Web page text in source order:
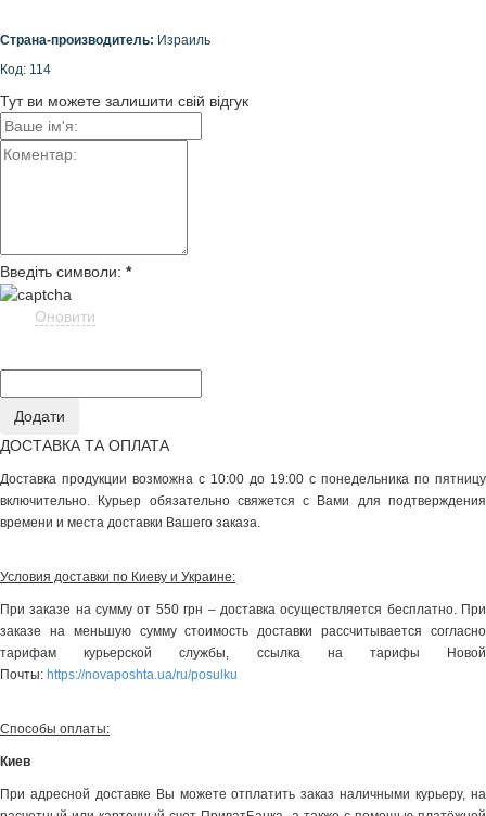
Страна-производитель: Израиль
Код: 114
Тут ви можете залишити свій відгук
Введіть символи: *
Оновити
ДОСТАВКА ТА ОПЛАТА
Доставка продукции возможна с 10:00 до 19:00 с понедельника по пятницу
включительно. Курьер обязательно свяжется с Вами для подтверждения
времени и места доставки Вашего заказа.
Условия доставки по Киеву и Украине:
При заказе на сумму от 550 грн – доставка осуществляется бесплатно. При
заказе на меньшую сумму стоимость доставки рассчитывается согласно
тарифам курьерской службы, ссылка на тарифы Новой
Почты: https://novaposhta.ua/ru/posulku
Способы оплаты:
Киев
При адресной доставке Вы можете отплатить заказ наличными курьеру, на